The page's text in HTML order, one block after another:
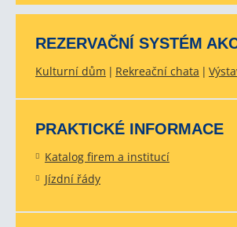
REZERVAČNÍ SYSTÉM
Kulturní dům Rekreační chata
PRAKTICKÉ INFORMACE
Katalog firem a institucí
Jízdní řády